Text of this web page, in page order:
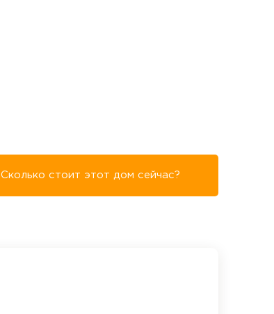
Сколько стоит этот дом сейчас?